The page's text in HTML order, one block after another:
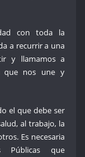
con toda la
a recurrir a una
y llamamos a
que nos une y
el que debe ser
al trabajo, la
Es necesaria
Públicas que